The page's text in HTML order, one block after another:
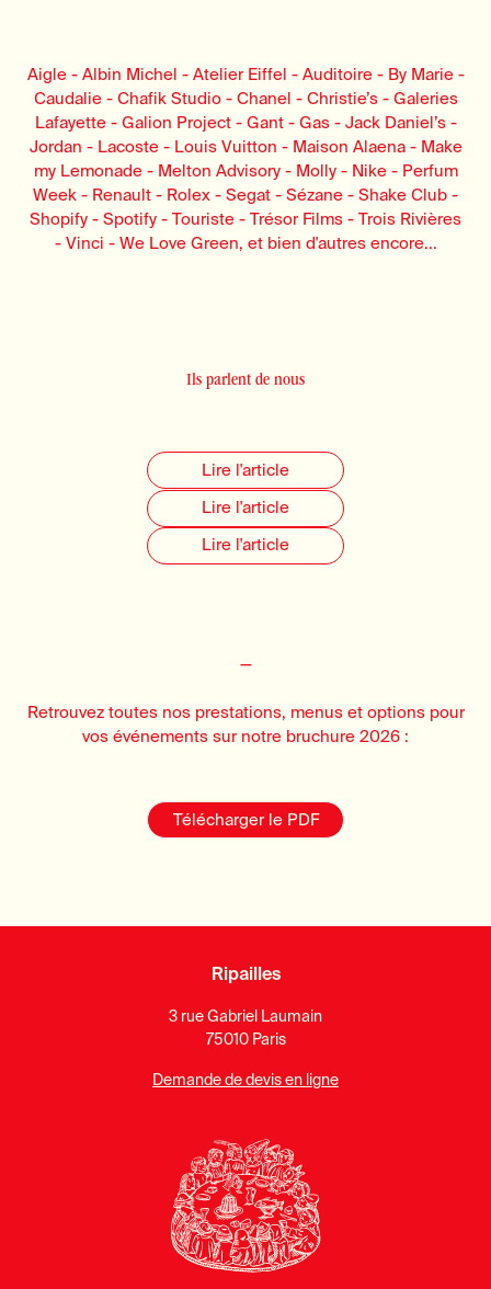
Aigle - Albin Michel - Atelier Eiffel - Auditoire - By Marie -
Caudalie - Chafik Studio - Chanel - Christie’s - Galeries
Lafayette - Galion Project - Gant - Gas - Jack Daniel’s -
Jordan - Lacoste - Louis Vuitton - Maison Alaena - Make
my Lemonade - Melton Advisory - Molly - Nike - Perfum
Week - Renault - Rolex - Segat - Sézane - Shake Club -
Shopify - Spotify - Touriste - Trésor Films - Trois Rivières
- Vinci - We Love Green, et bien d'autres encore...
Ils parlent de nous
Lire l'article
Lire l'article
Lire l'article
—
Retrouvez toutes nos prestations, menus et options pour
vos événements sur notre bruchure 2026 :
Télécharger le PDF
Ripailles
3 rue Gabriel Laumain
75010 Paris
Demande de devis en ligne